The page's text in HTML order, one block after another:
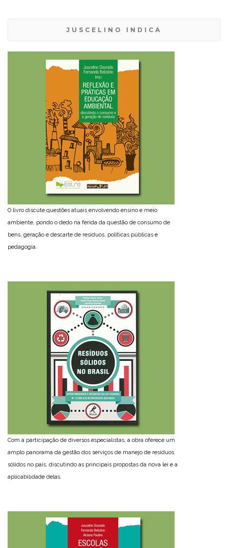
JUSCELINO INDICA
O livro discute questões atuais envolvendo ensino e meio
ambiente, pondo o dedo na ferida da questão de consumo de
bens, geração e descarte de resíduos, políticas públicas e
pedagogia.
Com a participação de diversos especialistas, a obra oferece um
amplo panorama da gestão dos serviços de manejo de resíduos
sólidos no país, discutindo as principais propostas da nova lei e a
aplicabilidade delas.